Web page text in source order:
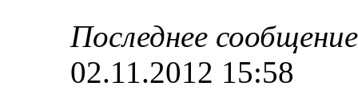
Последнее
02.11.2012 15:58